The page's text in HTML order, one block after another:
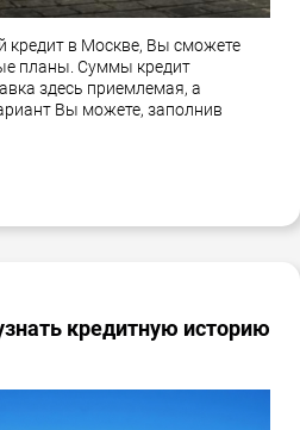
кредит в Москве, Вы сможете
планы. Суммы кредит
здесь приемлемая, а
Вы можете, заполнив
кредитную историю